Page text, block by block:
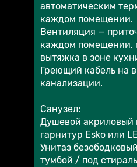
автоматическим
каждом помещении.
Вентиляция —
каждом помещении,
вытяжка в зоне
Греющий кабель на
канализации.
Санузел:
Душевой акриловый
гарнитур Esko или
Унитаз
тумбой / под